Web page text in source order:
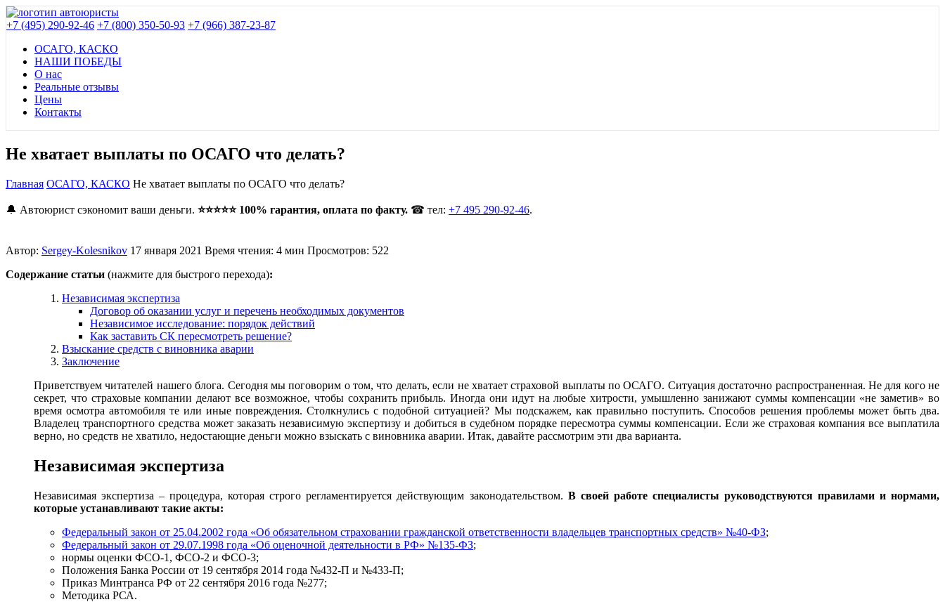
+7 (495) 290-92-46 +7 (800) 350-50-93 +7 (966) 387-23-87
ОСАГО, КАСКО
НАШИ ПОБЕДЫ
О нас
Реальные отзывы
Цены
Контакты
Не хватает выплаты по ОСАГО что делать?
Главная ОСАГО, КАСКО Не хватает выплаты по ОСАГО что делать?
🔔 Автоюрист сэкономит ваши деньги. ⭐⭐⭐⭐⭐ 100% гарантия, оплата по факту. ☎ тел: +7 495 290-92-46.
Автор: Sergey-Kolesnikov 17 января 2021 Время чтения: 4 мин Просмотров: 522
Содержание статьи (нажмите для быстрого перехода):
Независимая экспертиза
Договор об оказании услуг и перечень необходимых документов
Независимое исследование: порядок действий
Как заставить СК пересмотреть решение?
Взыскание средств с виновника аварии
Заключение
Приветствуем читателей нашего блога. Сегодня мы поговорим о том, что делать, если не хватает страховой выплаты по ОСАГО. Ситуация достаточно распространенная. Не для кого не
секрет, что страховые компании делают все возможное, чтобы сохранить прибыль. Иногда они идут на любые хитрости, умышленно занижают суммы компенсации «не заметив» во
время осмотра автомобиля те или иные повреждения. Столкнулись с подобной ситуацией? Мы подскажем, как правильно поступить. Способов решения проблемы может быть два.
Владелец транспортного средства может заказать независимую экспертизу и добиться в судебном порядке пересмотра суммы компенсации. Если же страховая компания все выплатила
верно, но средств не хватило, недостающие деньги можно взыскать с виновника аварии. Итак, давайте рассмотрим эти два варианта.
Независимая экспертиза
Независимая экспертиза – процедура, которая строго регламентируется действующим законодательством. В своей работе специалисты руководствуются правилами и нормами,
которые устанавливают такие акты:
Федеральный закон от 25.04.2002 года «Об обязательном страховании гражданской ответственности владельцев транспортных средств» №40-ФЗ;
Федеральный закон от 29.07.1998 года «Об оценочной деятельности в РФ» №135-ФЗ;
нормы оценки ФСО-1, ФСО-2 и ФСО-3;
Положения Банка России от 19 сентября 2014 года №432-П и №433-П;
Приказ Минтранса РФ от 22 сентября 2016 года №277;
Методика РСА.